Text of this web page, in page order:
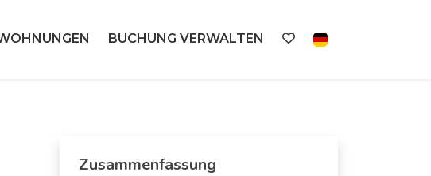
BUCHUNG VERWALTEN
Zusammenfassung